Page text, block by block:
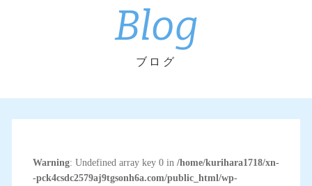
Blog
ブログ
Warning: Undefined array key 0 in /home/kurihara1718/xn-
-pck4csdc2579aj9tgsonh6a.com/public_html/wp-